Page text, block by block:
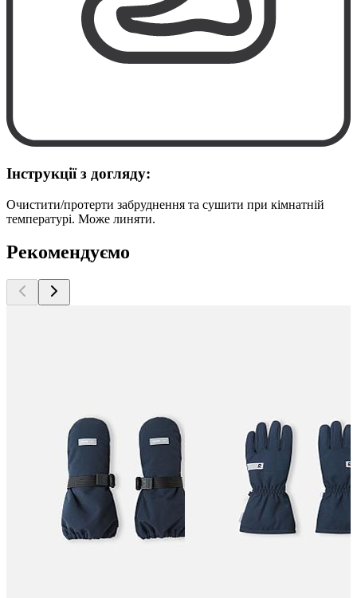
Інструкції з догляду:
Очистити/протерти забруднення та сушити при кімнатній
температурі. Може линяти.
Рекомендуємо